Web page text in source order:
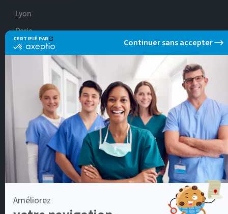
Lyon
Paris
Rennes
NOS OFFRES DE
Aide soignant
Docteur en médecine
Infirmier IDE
Infirmier de Bloc Opératoire
Kinésithérapeute
Conditions générales d'utilisation
-
Politique de protection des données personnelles